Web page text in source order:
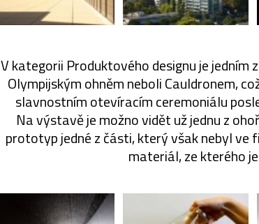
V kategorii Produktového designu je jedním
Olympijským ohněm neboli Cauldronem,
slavnostním otevíracím ceremoniálu
Na výstavě je možno vidět už jednu z
prototyp jedné z části, který však nebyl ve
materiál, ze kterého